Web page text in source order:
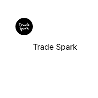
Trade Spark